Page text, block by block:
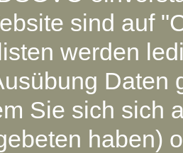
sind auf
werden
Daten
Sie sich sich
haben)